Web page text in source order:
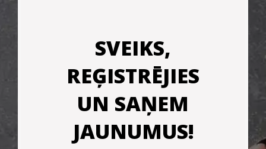
SVEIKS,
REĢISTRĒJIES
UN SAŅEM
JAUNUMUS!